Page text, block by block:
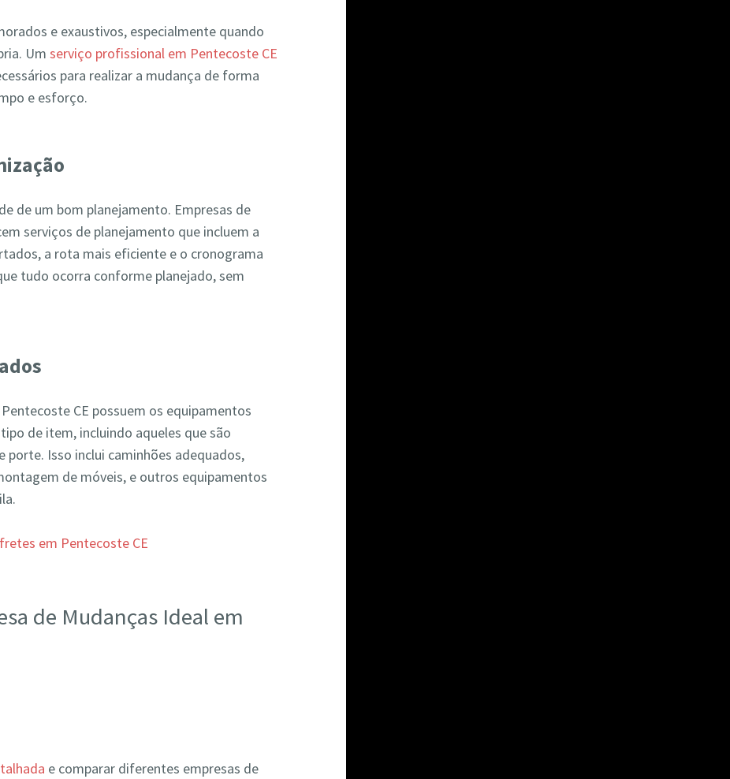
e exaustivos, especialmente quando
Umserviço profissional em Pentecoste CE
para realizar a mudança de forma
e esforço.
de um bom planejamento. Empresas de
serviços de planejamento que incluem a
a rota mais eficiente e o cronograma
tudo ocorra conforme planejado, sem
CE possuem os equipamentos
de item, incluindo aqueles que são
porte. Isso inclui caminhões adequados,
de móveis, e outros equipamentos
de Mudanças Ideal em
e comparar diferentes empresas de